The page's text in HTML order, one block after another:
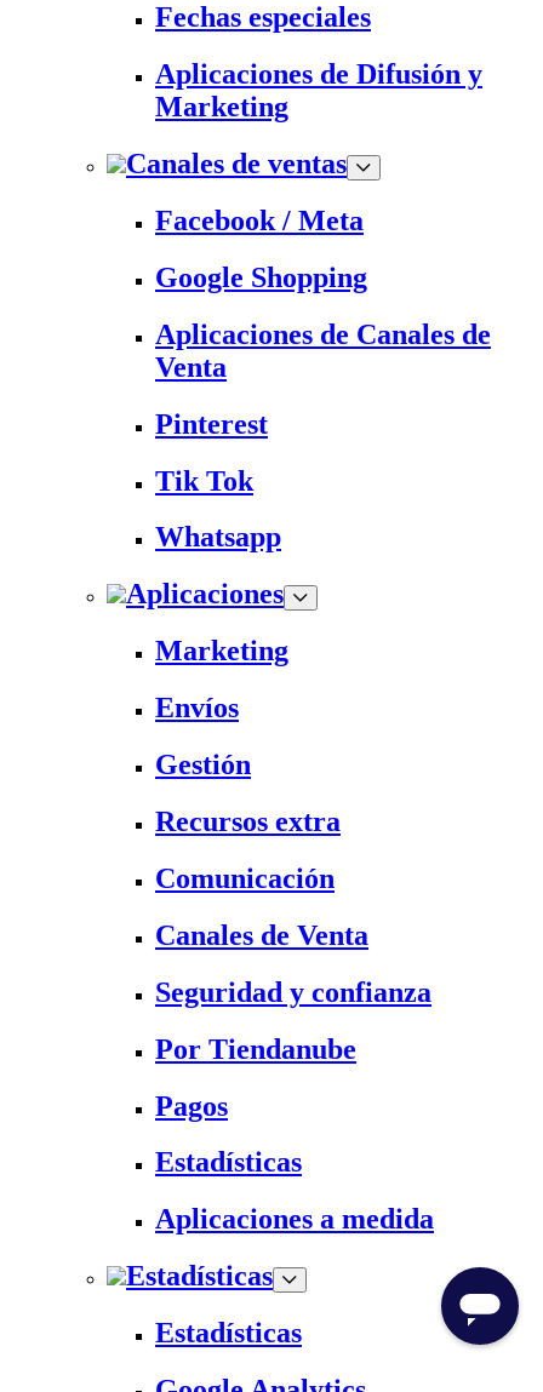
Fechas especiales
Aplicaciones de Difusión y
Marketing
Canales de ventas
Facebook / Meta
Google Shopping
Aplicaciones de Canales de
Venta
Pinterest
Tik Tok
Whatsapp
Aplicaciones
Marketing
Envíos
Gestión
Recursos extra
Comunicación
Canales de Venta
Seguridad y confianza
Por Tiendanube
Pagos
Estadísticas
Aplicaciones a medida
Estadísticas
Estadísticas